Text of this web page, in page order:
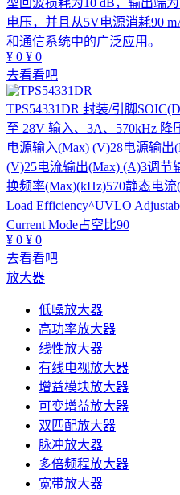
型回波损耗为10 dB，输出端
电压，并且从5V电源消耗90
和通信系统中的广泛应用。
¥ 0 ¥ 0
去看看吧
TPS54331DR 封装/引脚
至 28V 输入、3A、570kHz
电源输入(Max) (V)28电源输
(V)25电流输出(Max) (A)3调节
换频率(Max)(kHz)570静态电
Load Efficiency^UVLO
Current Mode占空比90
¥ 0 ¥ 0
去看看吧
放大器
低噪放大器
高功率放大器
线性放大器
有线电视放大器
增益模块放大器
可变增益放大器
双匹配放大器
脉冲放大器
多倍频程放大器
宽带放大器